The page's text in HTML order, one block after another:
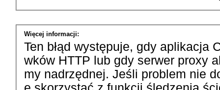
Więcej informacji:
Ten błąd występuje, gdy aplikacja
wków HTTP lub gdy serwer proxy
my nadrzędnej. Jeśli problem nie